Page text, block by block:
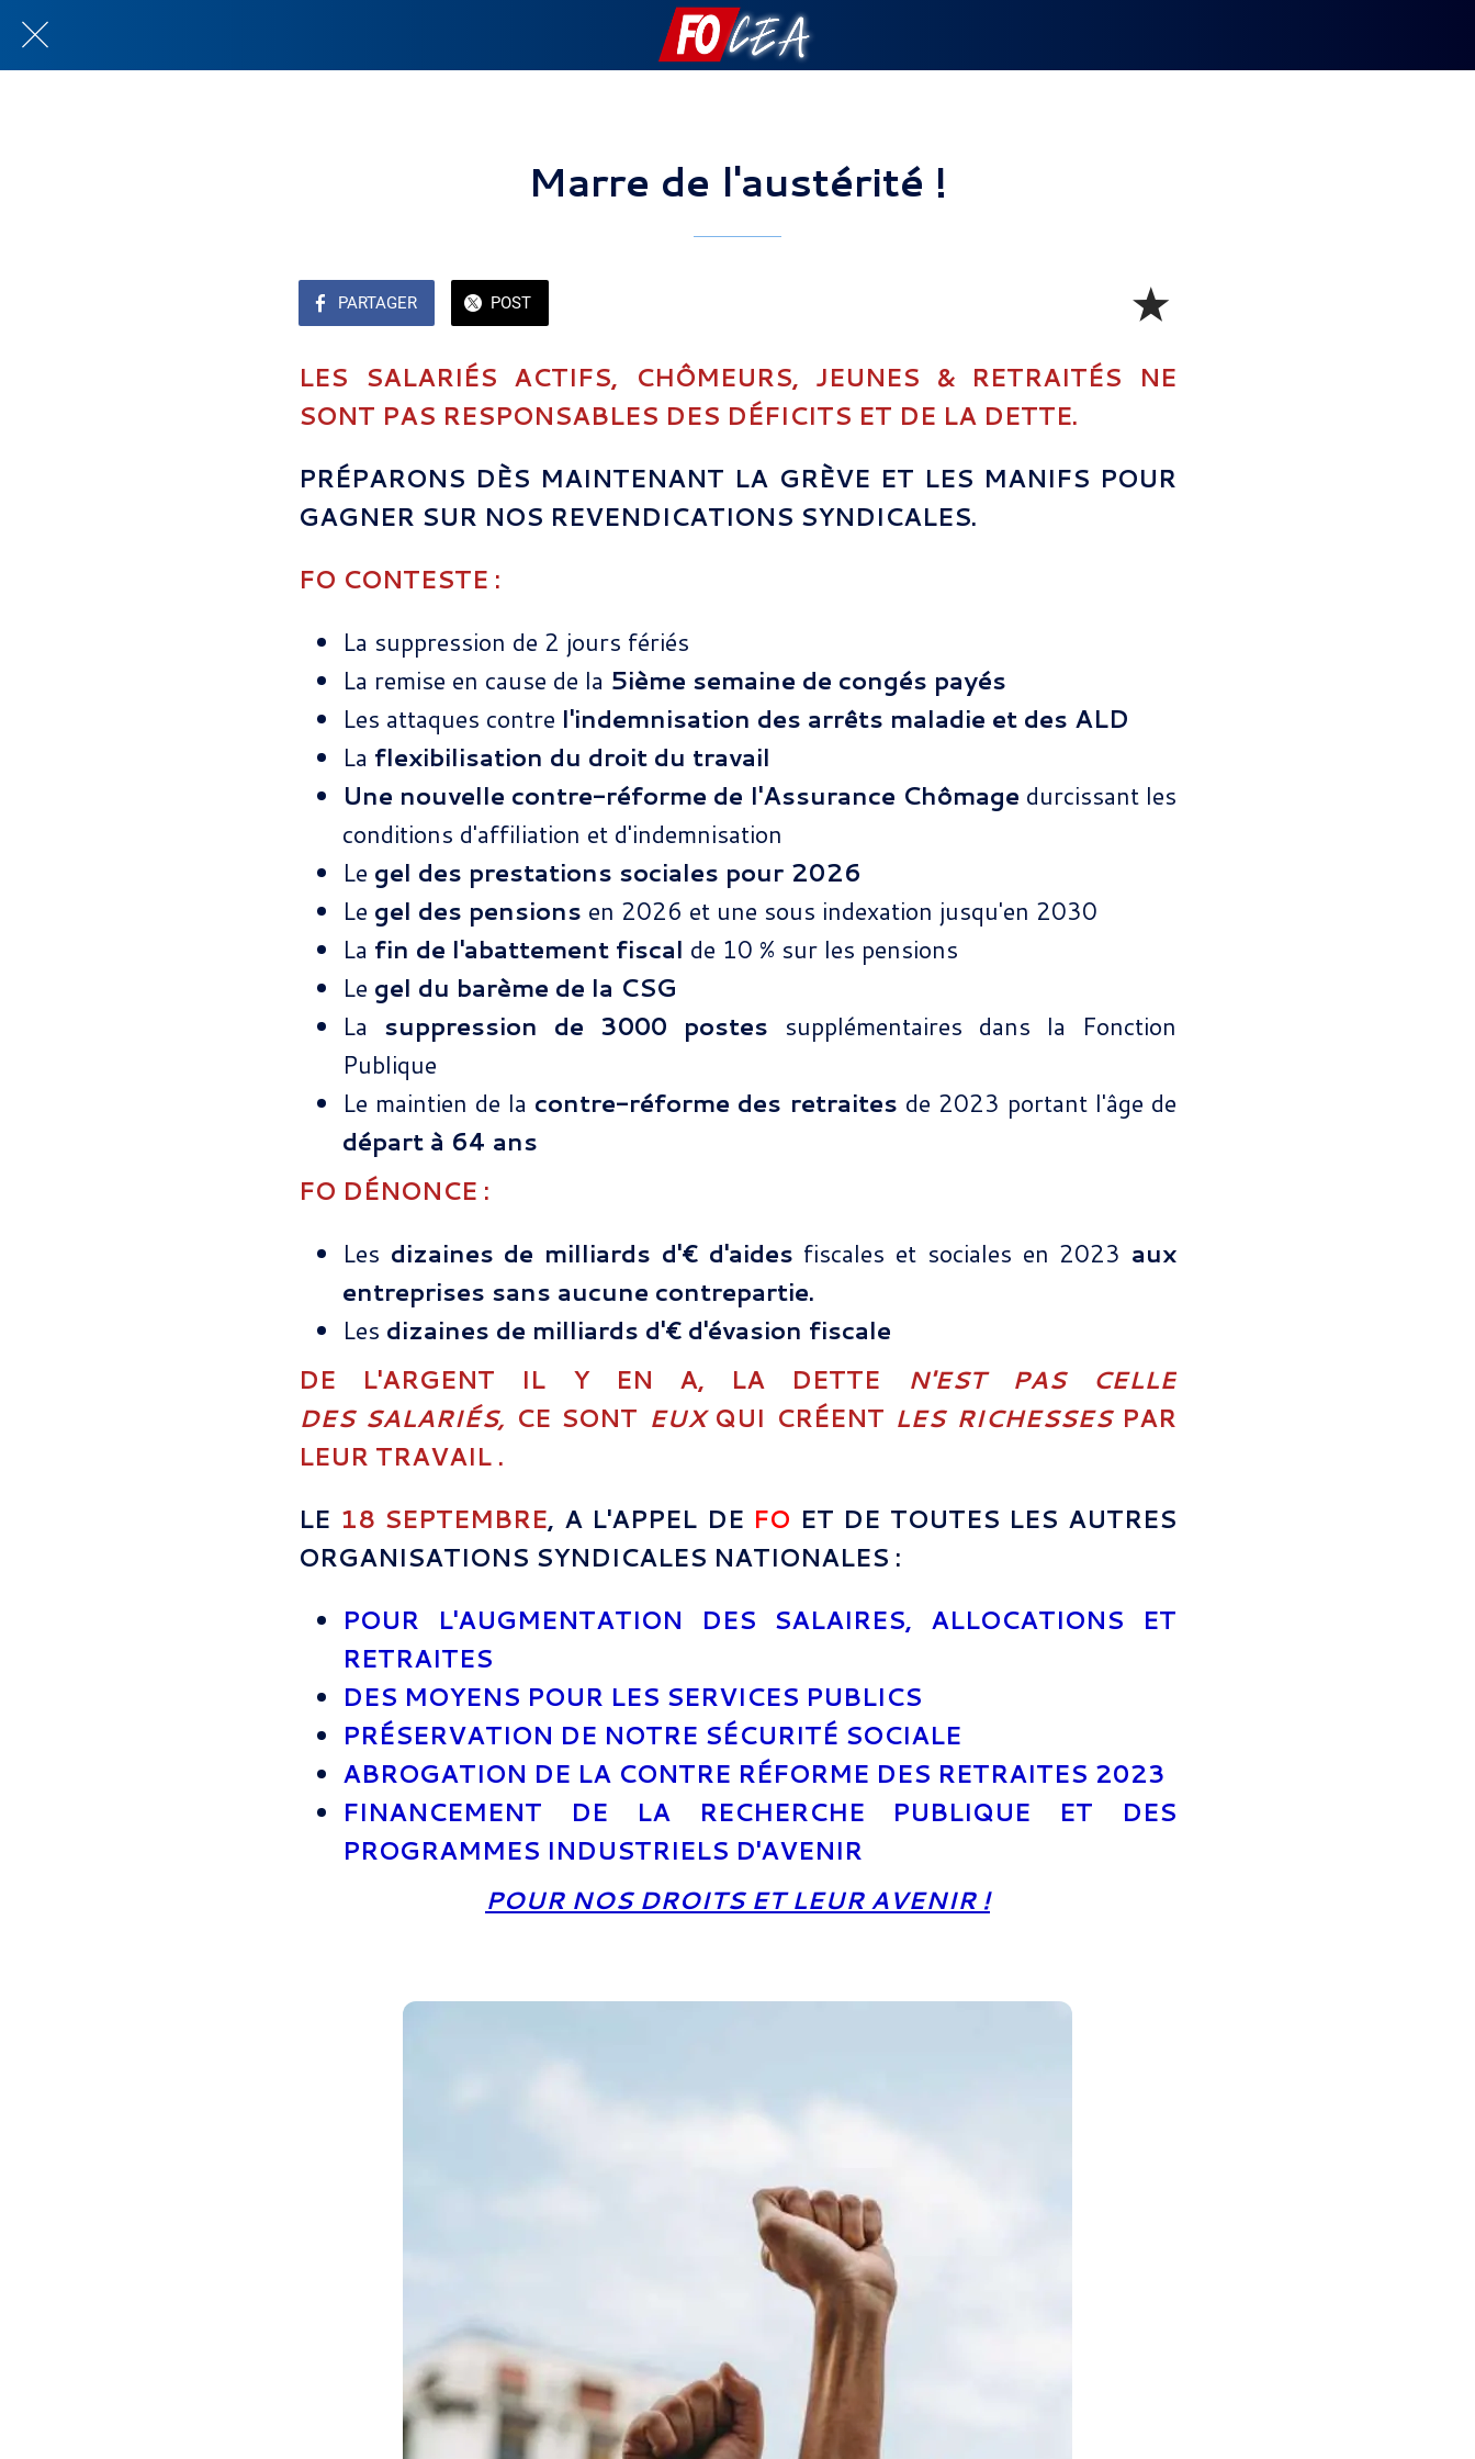
Marre de l'austérité !
PARTAGER POST
LES SALARIÉS ACTIFS, CHÔMEURS, JEUNES & RETRAITÉS NE
SONT PAS RESPONSABLES DES DÉFICITS ET DE LA DETTE.
PRÉPARONS DÈS MAINTENANT LA GRÈVE ET LES MANIFS POUR
GAGNER SUR NOS REVENDICATIONS SYNDICALES.
FO CONTESTE :
La suppression de 2 jours fériés
La remise en cause de la 5ième semaine de congés payés
Les attaques contre l'indemnisation des arrêts maladie et des ALD
La flexibilisation du droit du travail
Une nouvelle contre-réforme de l'Assurance Chômage durcissant les
conditions d'affiliation et d'indemnisation
Le gel des prestations sociales pour 2026
Le gel des pensions en 2026 et une sous indexation jusqu'en 2030
La fin de l'abattement fiscal de 10 % sur les pensions
Le gel du barème de la CSG
La suppression de 3000 postes supplémentaires dans la Fonction
Publique
Le maintien de la contre-réforme des retraites de 2023 portant l'âge de
départ à 64 ans
FO DÉNONCE :
Les dizaines de milliards d'€ d'aides fiscales et sociales en 2023 aux
entreprises sans aucune contrepartie.
Les dizaines de milliards d'€ d'évasion fiscale
DE L'ARGENT IL Y EN A, LA DETTE
N'EST PAS CELLE
DES SALARIÉS, CE SONT EUX QUI CRÉENT LES RICHESSES PAR
LEUR TRAVAIL .
LE 18 SEPTEMBRE, A L'APPEL DE FO ET DE TOUTES LES AUTRES
ORGANISATIONS SYNDICALES NATIONALES :
POUR L'AUGMENTATION DES SALAIRES, ALLOCATIONS ET
RETRAITES
DES MOYENS POUR LES SERVICES PUBLICS
PRÉSERVATION DE NOTRE SÉCURITÉ SOCIALE
ABROGATION DE LA CONTRE RÉFORME DES RETRAITES 2023
FINANCEMENT DE LA RECHERCHE PUBLIQUE ET DES
PROGRAMMES INDUSTRIELS D'AVENIR
POUR NOS DROITS ET LEUR AVENIR !